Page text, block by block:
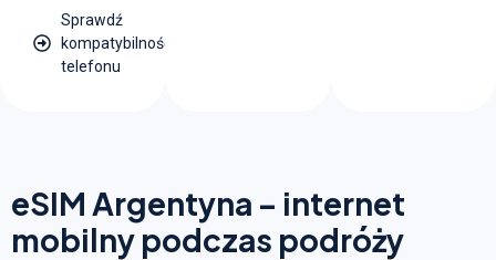
Sprawdź
kompatybilność
telefonu
eSIM Argentyna – internet
mobilny podczas podróży